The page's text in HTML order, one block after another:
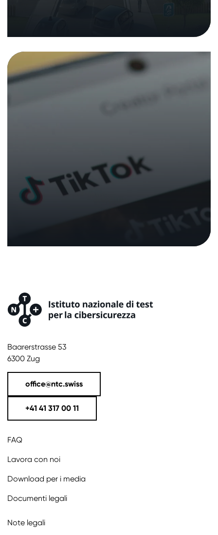
Baarerstrasse 53
6300 Zug
office@ntc.swiss
+41 41 317 00 11
FAQ
Lavora con noi
Download per i media
Documenti legali
Note legali